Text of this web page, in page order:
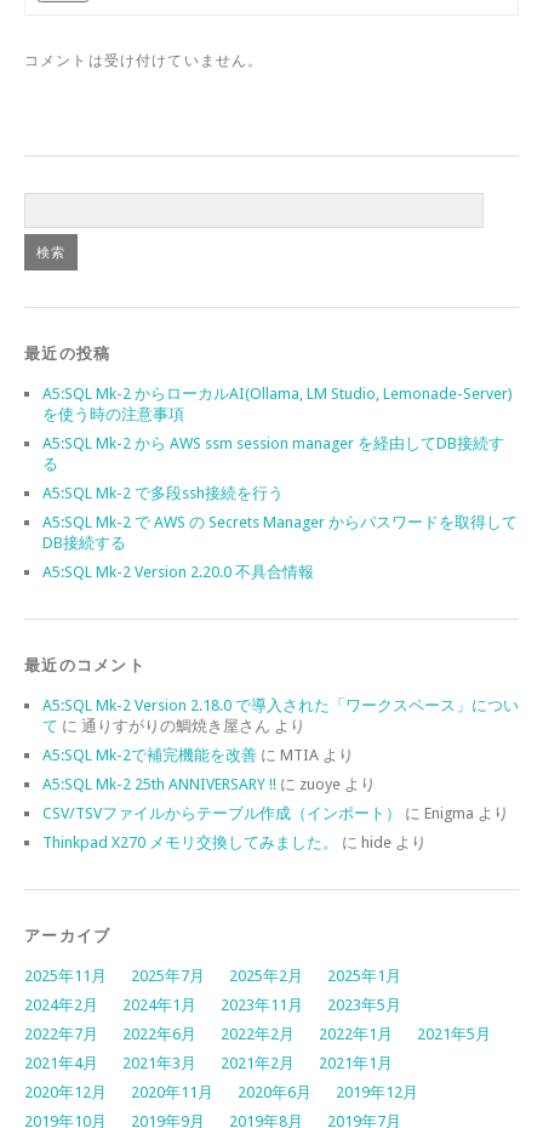
コメントは受け付けていません。
最近の投稿
A5:SQL Mk-2 からローカルAI(Ollama, LM Studio, Lemonade-Server)
を使う時の注意事項
A5:SQL Mk-2 から AWS ssm session manager を経由してDB接続す
る
A5:SQL Mk-2 で多段ssh接続を行う
A5:SQL Mk-2 で AWS の Secrets Manager からパスワードを取得して
DB接続する
A5:SQL Mk-2 Version 2.20.0 不具合情報
最近のコメント
A5:SQL Mk-2 Version 2.18.0 で導入された「ワークスペース」につい
て に 通りすがりの鯛焼き屋さん より
A5:SQL Mk-2で補完機能を改善 に MTIA より
A5:SQL Mk-2 25th ANNIVERSARY !! に zuoye より
CSV/TSVファイルからテーブル作成（インポート）
に Enigma より
Thinkpad X270 メモリ交換してみました。
に hide より
アーカイブ
2025年11月 2025年7月 2025年2月
2025年1月
2024年2月
2024年1月 2023年11月
2023年5月
2022年7月
2022年6月 2022年2月 2022年1月
2021年5月
2021年4月
2021年3月 2021年2月
2021年1月
2020年12月
2020年11月 2020年6月
2019年12月
2019年10月
2019年9月 2019年8月
2019年7月